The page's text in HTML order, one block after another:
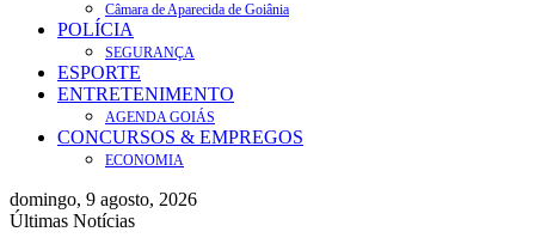
Câmara de Aparecida de Goiânia
POLÍCIA
SEGURANÇA
ESPORTE
ENTRETENIMENTO
AGENDA GOIÁS
CONCURSOS & EMPREGOS
ECONOMIA
domingo, 9 agosto, 2026
Últimas Notícias